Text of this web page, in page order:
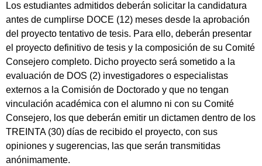
Los estudiantes admitidos deberán solicitar la candidatura
antes de cumplirse DOCE (12) meses desde la aprobación
del proyecto tentativo de tesis. Para ello, deberán presentar
el proyecto definitivo de tesis y la composición de su Comité
Consejero completo. Dicho proyecto será sometido a la
evaluación de DOS (2) investigadores o especialistas
externos a la Comisión de Doctorado y que no tengan
vinculación académica con el alumno ni con su Comité
Consejero, los que deberán emitir un dictamen dentro de los
TREINTA (30) días de recibido el proyecto, con sus
opiniones y sugerencias, las que serán transmitidas
anónimamente.